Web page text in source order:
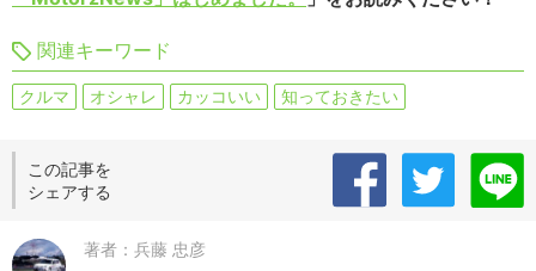
関連キーワード
クルマ オシャレ カッコいい 知っておきたい
この記事を
シェアする
著者：兵藤 忠彦